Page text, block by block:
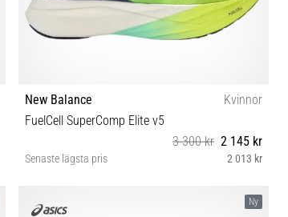
New Balance
Kvinnor
FuelCell SuperComp Elite v5
3 300 kr 2 145 kr
Senaste lägsta pris 2 013 kr
Ny